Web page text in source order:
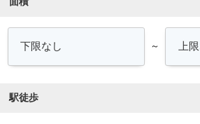
～
駅徒歩